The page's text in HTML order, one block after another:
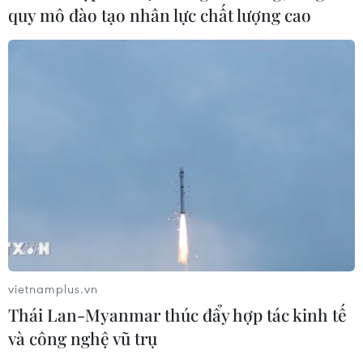
Bình vào 16 giờ ngày 6/8
Mưa dông khiến hàng chục
chuyến bay tới Nội Bài không thể hạ
cánh
06/08/2026 04:37
Cảnh báo lũ quét, sạt lở đất ở 8 tỉnh
quy mô đào tạo nhân lực chất lượng cao
vietnamplus.vn
Thái Lan-Myanmar thúc đẩy hợp tác kinh tế
và công nghệ vũ trụ